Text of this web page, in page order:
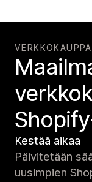
Kestää aikaa
Päivitetään
uusimpien